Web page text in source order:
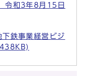
令和3年8月15日
鉄事業経営ビジ